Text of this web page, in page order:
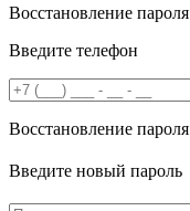
Восстановление пароля
Введите телефон
Восстановление пароля
Введите новый пароль